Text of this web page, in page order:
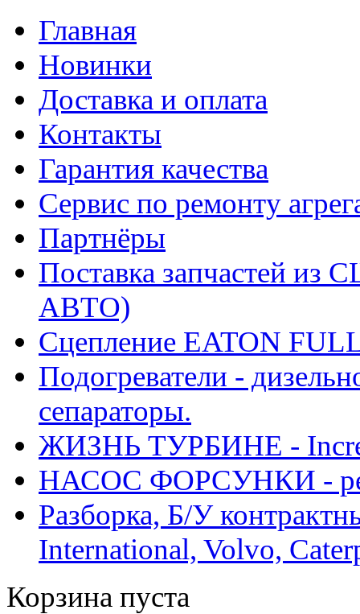
Главная
Новинки
Доставка и оплата
Контакты
Гарантия качества
Сервис по ремонту
Партнёры
Поставка запчастей
АВТО)
Сцепление EATON
Подогреватели -
сепараторы.
ЖИЗНЬ ТУРБИНЕ -
НАСОС ФОРСУНКИ -
Разборка, Б/У
International, Volvo,
Корзина пуста